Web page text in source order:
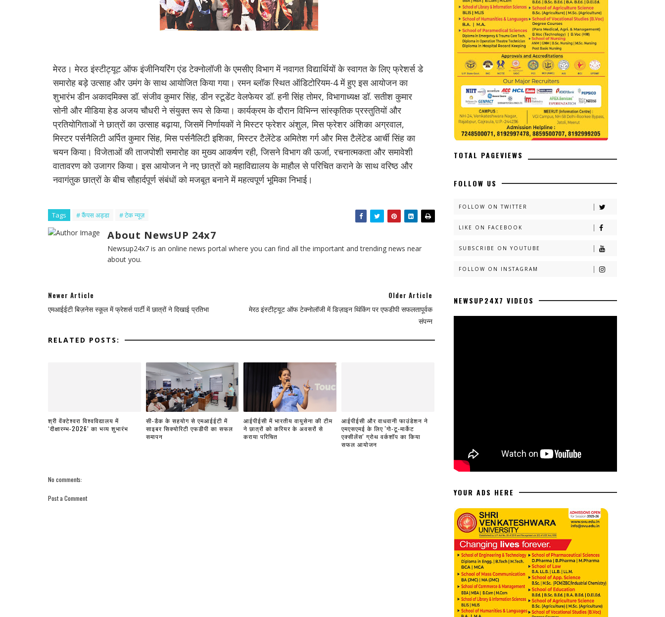
मेरठ। मेरठ इंस्टीट्यूट ऑफ इंजीनियरिंग एंड टेक्नोलॉजी के एमसीए विभाग में नवागत विद्यार्थियों के स्वागत के लिए फ्रेशर्स डे
समारोह बड़े उत्साह और उमंग के साथ आयोजित किया गया। रमन ब्लॉक स्थित ऑडिटोरियम-4 में हुए इस आयोजन का
शुभारंभ डीन अकादमिक्स डॉ. संजीव कुमार सिंह, डीन स्टूडेंट वेलफेयर डॉ. हनी सिंह तोमर, विभागाध्यक्ष डॉ. सतीश कुमार
सोनी और मीडिया हेड अजय चौधरी ने संयुक्त रूप से किया। कार्यक्रम के दौरान विभिन्न सांस्कृतिक प्रस्तुतियों और
प्रतियोगिताओं ने छात्रों का उत्साह बढ़ाया, जिसमें निर्णायकों ने मिस्टर फ्रेशर अंशुल, मिस फ्रेशर अंशिका अग्रवाल,
मिस्टर पर्सनैलिटी अर्पित कुमार सिंह, मिस पर्सनैलिटी इशिका, मिस्टर टैलेंटेड अमितेश गर्ग और मिस टैलेंटेड आर्ची सिंह का
चयन किया। विजेताओं की ताजपोशी समारोह का मुख्य आकर्षण रही, जिसने विभाग की ऊर्जा, रचनात्मकता और समावेशी
वातावरण को उजागर किया। इस आयोजन ने नए छात्रों को महाविद्यालय के माहौल से परिचित कराने के साथ वरिष्ठ और
नवागंतुक छात्रों के बीच सौहार्दपूर्ण संबंधों को मजबूत बनाने में महत्वपूर्ण भूमिका निभाई।
Tags # कैंपस अड्डा # टेक न्यूज़
About NewsUP 24x7
Newsup24x7 is an online news portal where you can find all the important and trending news near
about you.
Newer Article
एमआईईटी बिज़नेस स्कूल में फ्रेशर्स पार्टी में छात्रों ने दिखाई प्रतिभा
Older Article
मेरठ इंस्टीट्यूट ऑफ टेक्नोलॉजी में डिज़ाइन थिंकिंग पर एफडीपी सफलतापूर्वक
संपन्न
RELATED POSTS:
श्री वेंक्टेश्वरा विश्वविद्यालय में
‘दीक्षारम्भ-2026’ का भव्य शुभारंभ
सी-डैक के सहयोग से एमआईईटी में
साइबर सिक्योरिटी एफडीपी का सफल
समापन
आईपीईसी में भारतीय वायुसेना की टीम
ने छात्रों को करियर के अवसरों से
कराया परिचित
आईपीईसी और वाधवानी फाउंडेशन ने
एमएसएमई के लिए 'गो-टू-मार्केट
एक्सीलेंस' ग्रोथ वर्कशॉप का किया
सफल आयोजन
No comments:
Post a Comment
TOTAL PAGEVIEWS
FOLLOW US
FOLLOW ON TWITTER
LIKE ON FACEBOOK
SUBSCRIBE ON YOUTUBE
FOLLOW ON INSTAGRAM
NEWSUP24X7 VIDEOS
YOUR ADS HERE